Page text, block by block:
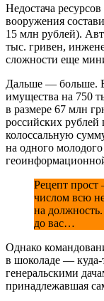
Недостача
вооружения
15 млн рублей).
тыс. гривен,
сложности еще
Дальше — больше.
имущества на 750
в размере 67 млн
российских
колоссальную
на одного
Рецепт прост
числом всю
на
до вас…
Однако
в шоколаде — куда-
генеральскими
принадлежавшая